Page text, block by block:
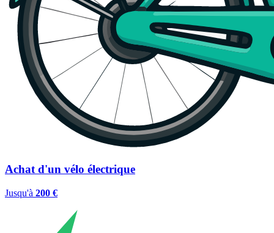
Achat d'un vélo électrique
Jusqu'à 200 €